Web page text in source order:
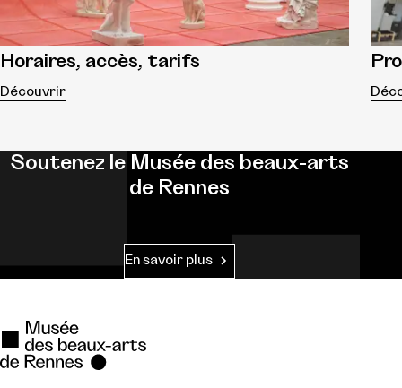
Horaires, accès, tarifs
Découvrir
Soutenez le Musée des beaux-arts
de Rennes
En savoir plus